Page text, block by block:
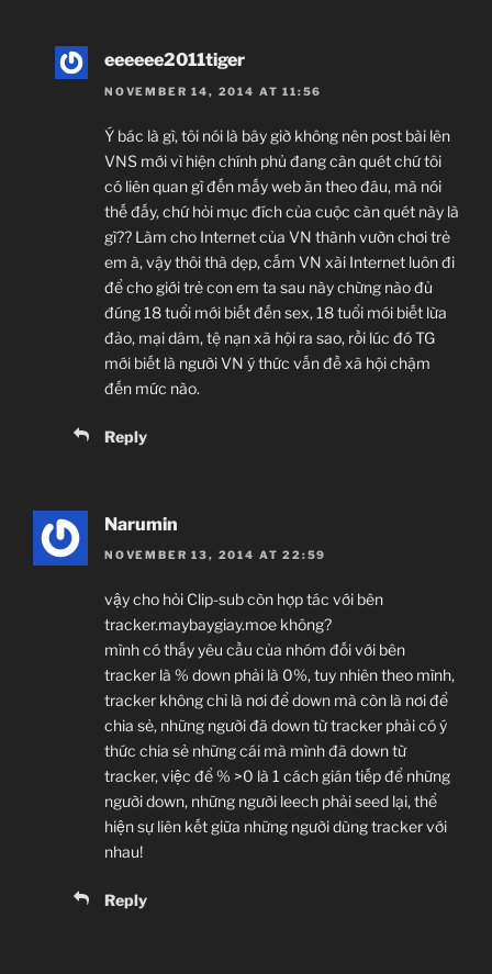
eeeeee2011tiger
NOVEMBER 14, 2014 AT 11:56
Ý bác là gì, tôi nói là bây giờ không nên post bài lên
VNS mới vì hiện chính phủ đang càn quét chứ tôi
có liên quan gì đến mấy web ăn theo đâu, mà nói
thế đấy, chứ hỏi mục đích của cuộc càn quét này là
gì?? Làm cho Internet của VN thành vườn chơi trẻ
em à, vậy thôi thà dẹp, cấm VN xài Internet luôn đi
để cho giới trẻ con em ta sau này chừng nào đủ
đúng 18 tuổi mới biết đến sex, 18 tuổi mói biết lừa
đảo, mại dâm, tệ nạn xã hội ra sao, rồi lúc đó TG
mới biết là người VN ý thức vấn đề xã hội chậm
đến mức nào.
Reply
Narumin
NOVEMBER 13, 2014 AT 22:59
vậy cho hỏi Clip-sub còn hợp tác với bên
tracker.maybaygiay.moe không?
mình có thấy yêu cầu của nhóm đối với bên
tracker là % down phải là 0%, tuy nhiên theo mình,
tracker không chỉ là nơi để down mà còn là nơi để
chia sẻ, những người đã down từ tracker phải có ý
thức chia sẻ những cái mà mình đã down từ
tracker, việc để % >0 là 1 cách gián tiếp để những
người down, những người leech phải seed lại, thể
hiện sự liên kết giữa những người dùng tracker với
nhau!
Reply